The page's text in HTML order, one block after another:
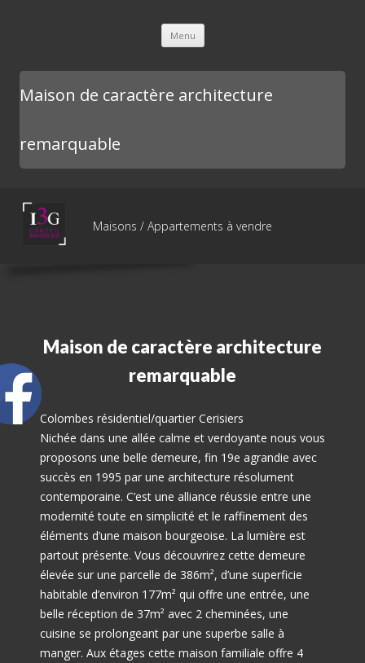
Menu Aller au contenu principal
Maison de caractère architecture
remarquable
Maisons / Appartements à vendre
Maison de caractère architecture
remarquable
Colombes résidentiel/quartier Cerisiers
Nichée dans une allée calme et verdoyante nous vous
proposons une belle demeure, fin 19e agrandie avec
succès en 1995 par une architecture résolument
contemporaine. C’est une alliance réussie entre une
modernité toute en simplicité et le raffinement des
éléments d’une maison bourgeoise. La lumière est
partout présente. Vous découvrirez cette demeure
élevée sur une parcelle de 386m², d’une superficie
habitable d’environ 177m² qui offre une entrée, une
belle réception de 37m² avec 2 cheminées, une
cuisine se prolongeant par une superbe salle à
manger. Aux étages cette maison familiale offre 4